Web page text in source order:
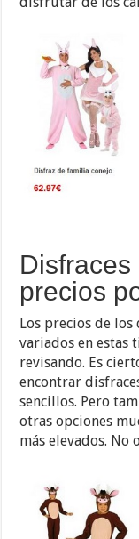
precios
Los precios de los
variados en estas
revisando. Es
encontrar
sencillos. Pero
otras opciones
más elevados. No